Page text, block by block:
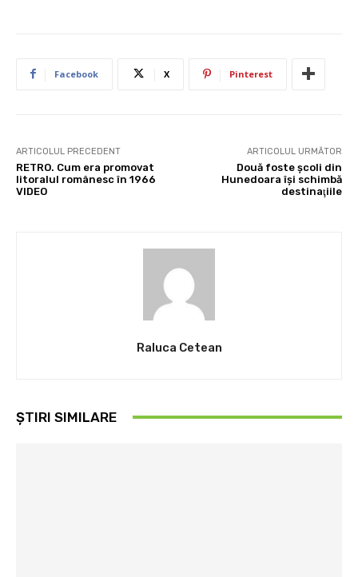
Facebook X Pinterest
ARTICOLUL PRECEDENT
RETRO. Cum era promovat
litoralul românesc în 1966
VIDEO
ARTICOLUL URMĂTOR
Două foste şcoli din
Hunedoara îşi schimbă
destinaţiile
Raluca Cetean
ȘTIRI SIMILARE